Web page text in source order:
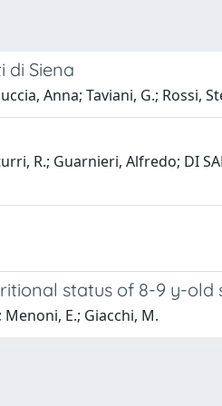
di Siena
Anna; Taviani, G.; Rossi,
R.; Guarnieri, Alfredo; DI
status of 8-9 y-old
E.; Giacchi, M.